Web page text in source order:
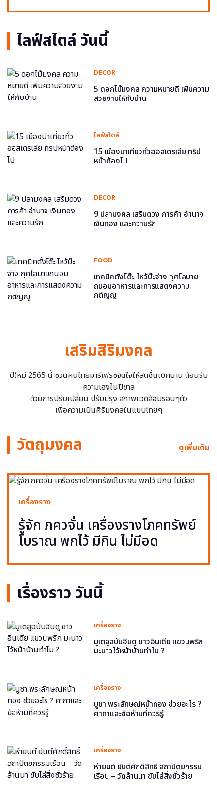
ไลฟ์สไตล์ วันนี้
DECOR
5 ดอกไม้มงคล ความหมายดี เพิ่มความ
สวยงามให้กับบ้าน
ไลฟ์สไตล์
15 เมืองน่าเที่ยวทั่วออสเตรเลีย ทริป
หน้าต้องไป
DECOR
9 ปลามงคล เสริมดวง การค้า อำนาจ
เงินทอง และความรัก
FOOD
เทคนิคตั้งโต๊ะ ไหว้บ๊ะจ่าง กุศโลบาย
ถนอมอาหารและการแสดงความ
กตัญญู
เสริมสิริมงคล
ปีใหม่ 2565 นี้ ชวนคนไทยมารีเฟรชจิตใจให้สดชื่นเบิกบาน ต้อนรับ
ความเฮงในปีขาล
ด้วยการปรับเปลี่ยน ปรับปรุง สภาพแวดล้อมรอบๆตัว
เพื่อความเป็นศิริมงคลในแบบไทยๆ
วัตถุมงคล ดูเพิ่มเติม
เครื่องราง
รู้จัก ภควจั่น เครื่องรางโภคทรัพย์
โบราณ พกไว้ มีกิน ไม่มีอด
เรื่องราว วันนี้
เครื่องราง
มูเตลูฉบับฮินดู ชาวอินเดีย แขวนพริก
มะนาวไว้หน้าบ้านทำไม ?
เครื่องราง
บูชา พระลักษณ์หน้าทอง ช่วยอะไร ?
คาถาและข้อห้ามที่ควรรู้
เครื่องราง
หำยนต์ ยันต์ศักดิ์สิทธิ์ สถาปัตยกรรม
เรือน – วัดล้านนา ขับไล่สิ่งชั่วร้าย